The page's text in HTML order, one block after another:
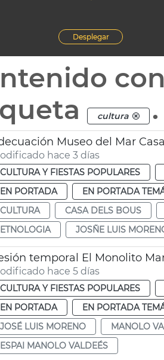
Desplegar
cultura .
Museo del Mar
hace 3 días
CULTURA Y FIESTAS POPULARES
EN PORTADA
EN PORTADA
CULTURA
CASA DELS BOUS
ETNOLOGIA
JOSÑE LUIS
temporal El Monolito
hace 5 días
CULTURA Y FIESTAS POPULARES
EN PORTADA
EN PORTADA
JOSÉ LUIS MORENO
MANOLO
ESPAI MANOLO VALDEÉS